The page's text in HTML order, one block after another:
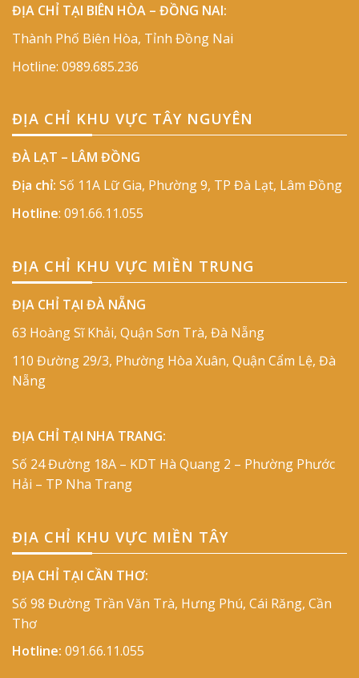
ĐỊA CHỈ TẠI BIÊN HÒA – ĐỒNG NAI:
Thành Phố Biên Hòa, Tỉnh Đồng Nai
Hotline: 0989.685.236
ĐỊA CHỈ KHU VỰC TÂY NGUYÊN
ĐÀ LẠT – LÂM ĐỒNG
Địa chỉ: Số 11A Lữ Gia, Phường 9, TP Đà Lạt, Lâm Đồng
Hotline: 091.66.11.055
ĐỊA CHỈ KHU VỰC MIỀN TRUNG
ĐỊA CHỈ TẠI ĐÀ NẴNG
63 Hoàng Sĩ Khải, Quận Sơn Trà, Đà Nẵng
110 Đường 29/3, Phường Hòa Xuân, Quận Cẩm Lệ, Đà
Nẵng
ĐỊA CHỈ TẠI NHA TRANG:
Số 24 Đường 18A – KDT Hà Quang 2 – Phường Phước
Hải – TP Nha Trang
ĐỊA CHỈ KHU VỰC MIỀN TÂY
ĐỊA CHỈ TẠI CẦN THƠ:
Số 98 Đường Trần Văn Trà, Hưng Phú, Cái Răng, Cần
Thơ
Hotline: 091.66.11.055